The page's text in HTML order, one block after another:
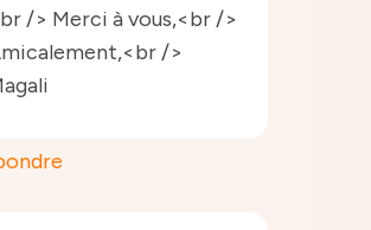
/> Merci à vous,<br />
/>